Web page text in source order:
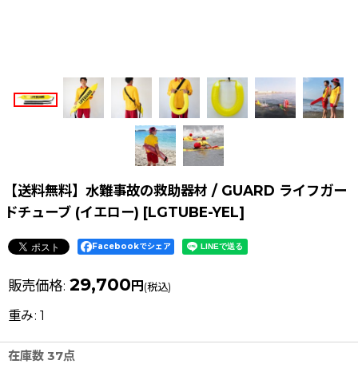
【送料無料】水難事故の救助器材 / GUARD ライフガー
ドチューブ (イエロー) [LGTUBE-YEL]
Facebookでシェア
販売価格: 29,700 円 (税込)
重み: 1
在庫数 37点